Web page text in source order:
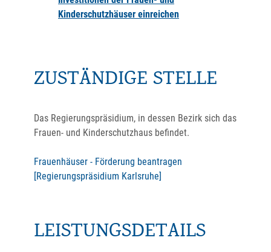
Kinderschutzhäuser einreichen
ZUSTÄNDIGE STELLE
Das Regierungspräsidium, in dessen Bezirk sich das
Frauen- und Kinderschutzhaus befindet.
Frauenhäuser - Förderung beantragen
[Regierungspräsidium Karlsruhe]
LEISTUNGSDETAILS